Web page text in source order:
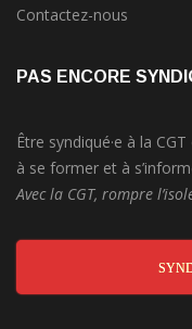
Contactez-nous
PAS ENCORE
Être syndiqué·e à la
à se former et à
Avec la CGT, rompre